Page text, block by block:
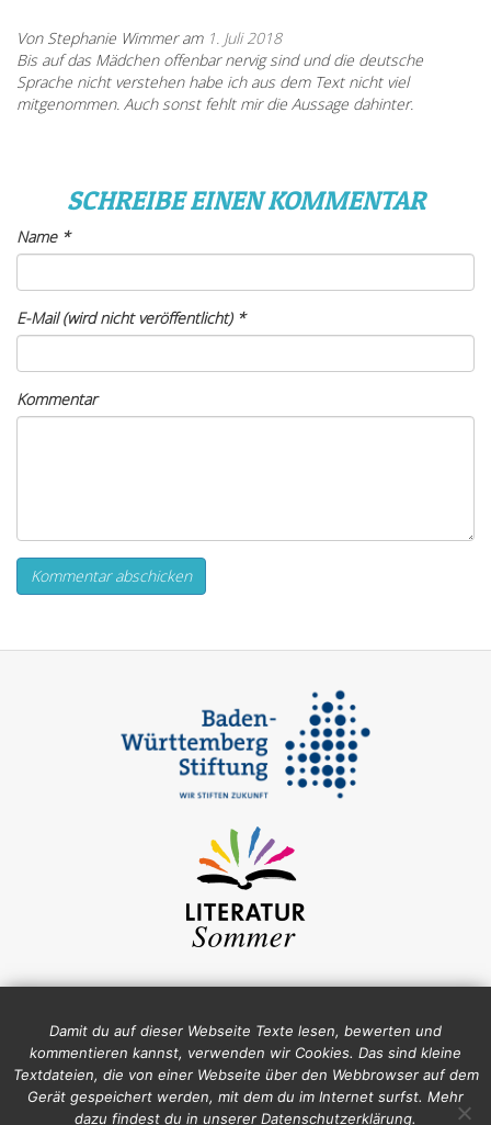
Von Stephanie Wimmer am 1. Juli 2018
Bis auf das Mädchen offenbar nervig sind und die deutsche
Sprache nicht verstehen habe ich aus dem Text nicht viel
mitgenommen. Auch sonst fehlt mir die Aussage dahinter.
SCHREIBE EINEN KOMMENTAR
Name*
E-Mail (wird nicht veröffentlicht)*
Kommentar
Damit du auf dieser Webseite Texte lesen, bewerten und
kommentieren kannst, verwenden wir Cookies. Das sind kleine
Textdateien, die von einer Webseite über den Webbrowser auf dem
Gerät gespeichert werden, mit dem du im Internet surfst. Mehr
dazu findest du in unserer Datenschutzerklärung.